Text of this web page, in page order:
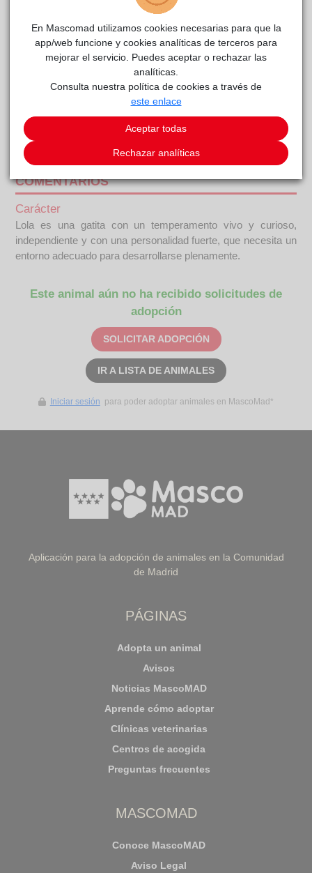
LOLA reside actualmente en el centro de acogida
Centro
de Protección Animal.
COMENTARIOS
Carácter
Lola es una gatita con un temperamento vivo y curioso,
independiente y con una personalidad fuerte, que necesita un
entorno adecuado para desarrollarse plenamente.
Este animal aún no ha recibido solicitudes de
adopción
SOLICITAR ADOPCIÓN
IR A LISTA DE ANIMALES
Iniciar sesión para poder adoptar animales en MascoMad*
Aplicación para la adopción de animales en la Comunidad
de Madrid
PÁGINAS
Adopta un animal
Avisos
Noticias MascoMAD
Aprende cómo adoptar
Clínicas veterinarias
Centros de acogida
Preguntas frecuentes
MASCOMAD
Conoce MascoMAD
Aviso Legal
En Mascomad utilizamos cookies necesarias para que la
app/web funcione y cookies analíticas de terceros para
mejorar el servicio. Puedes aceptar o rechazar las
analíticas.
Consulta nuestra política de cookies a través de
este enlace
Aceptar todas
Rechazar analíticas